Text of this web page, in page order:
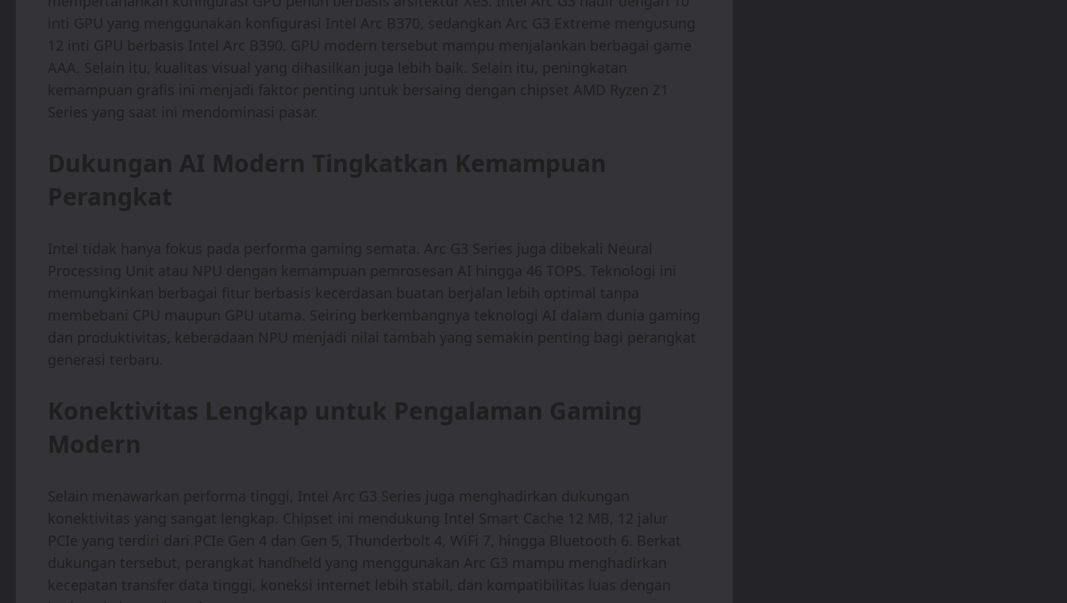
inti GPU yang menggunakan konfigurasi Intel Arc B370, sedangkan Arc G3 Extreme mengusung
12 inti GPU berbasis Intel Arc B390. GPU modern tersebut mampu menjalankan berbagai game
AAA. Selain itu, kualitas visual yang dihasilkan juga lebih baik. Selain itu, peningkatan
kemampuan grafis ini menjadi faktor penting untuk bersaing dengan chipset AMD Ryzen Z1
Series yang saat ini mendominasi pasar.
Dukungan AI Modern Tingkatkan Kemampuan
Perangkat
Intel tidak hanya fokus pada performa gaming semata. Arc G3 Series juga dibekali Neural
Processing Unit atau NPU dengan kemampuan pemrosesan AI hingga 46 TOPS. Teknologi ini
memungkinkan berbagai fitur berbasis kecerdasan buatan berjalan lebih optimal tanpa
membebani CPU maupun GPU utama. Seiring berkembangnya teknologi AI dalam dunia gaming
dan produktivitas, keberadaan NPU menjadi nilai tambah yang semakin penting bagi perangkat
generasi terbaru.
Konektivitas Lengkap untuk Pengalaman Gaming
Modern
Selain menawarkan performa tinggi, Intel Arc G3 Series juga menghadirkan dukungan
konektivitas yang sangat lengkap. Chipset ini mendukung Intel Smart Cache 12 MB, 12 jalur
PCIe yang terdiri dari PCIe Gen 4 dan Gen 5, Thunderbolt 4, WiFi 7, hingga Bluetooth 6. Berkat
dukungan tersebut, perangkat handheld yang menggunakan Arc G3 mampu menghadirkan
kecepatan transfer data tinggi, koneksi internet lebih stabil, dan kompatibilitas luas dengan